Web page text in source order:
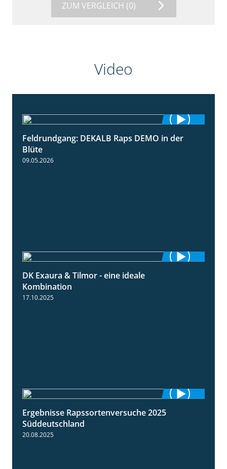
ZUM VERGLEICH (0)
Video
2:37
Feldrundgang: DEKALB Raps DEMO in der
Blüte
09.05.2026
DK Exaura & Tilmor - eine ideale
Kombination
17.10.2025
Ergebnisse Rapssortenversuche 2025
Süddeutschland
20.08.2025